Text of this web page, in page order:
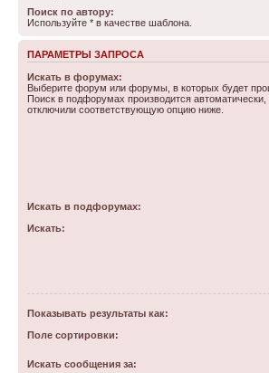
Поиск по автору:
Используйте * в качестве шаблона.
ПАРАМЕТРЫ ЗАПРОСА
Искать в форумах:
Выберите форум или форумы, в которых будет
Поиск в подфорумах производится
отключили соответствующую опцию ниже.
Искать в подфорумах:
Искать:
Показывать результаты как:
Поле сортировки:
Искать сообщения за: